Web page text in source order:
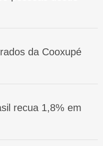
da Cooxupé
recua 1,8% em